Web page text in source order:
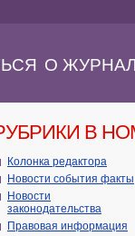
О
В
Колонка редактора
Новости события факты
Новости
законодательства
Правовая информация